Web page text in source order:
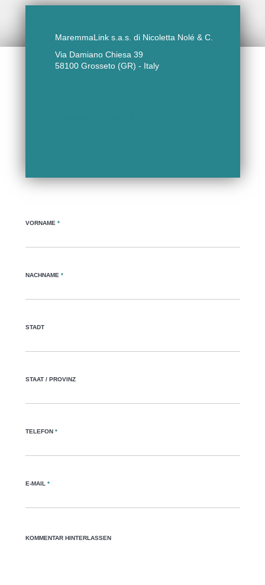
MaremmaLink s.a.s. di Nicoletta Nolé & C.
Via Damiano Chiesa 39
58100 Grosseto (GR) - Italy
VORNAME *
NACHNAME *
STADT
STAAT / PROVINZ
TELEFON *
E-MAIL *
KOMMENTAR HINTERLASSEN